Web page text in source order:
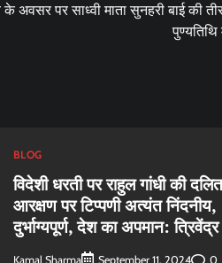
के अवसर पर साध्वी माता सुनहरी बाई की
पुण्यतिथि
BLOG
विदेशी धरती पर राहुल गांधी की दलित
आरक्षण पर टिप्पणी अत्यंत निंदनीय,
दुर्भाग्यपूर्ण, देश का अपमान: त्रिवेंद्र
Kamal Sharma September 11, 2024 0